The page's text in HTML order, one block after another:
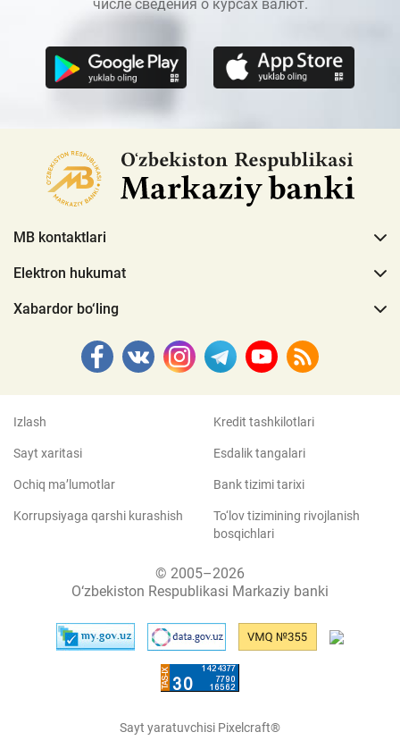
числе сведения о курсах валют.
MB kontaktlari
Elektron hukumat
Xabardor bo‘ling
Izlash
Sayt xaritasi
Ochiq ma’lumotlar
Korrupsiyaga qarshi kurashish
Kredit tashkilotlari
Esdalik tangalari
Bank tizimi tarixi
To‘lov tizimining rivojlanish
bosqichlari
© 2005–2026
O‘zbekiston Respublikasi Markaziy banki
Sayt yaratuvchisi Pixelcraft®